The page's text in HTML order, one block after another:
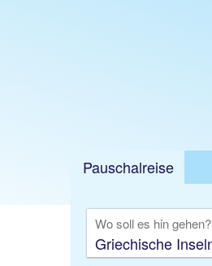
Pauschalreise
Wo soll es hin gehen?